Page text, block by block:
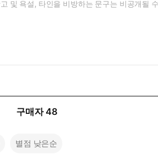
구매자 48
별점 낮은순